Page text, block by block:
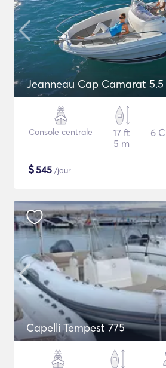
Jeanneau Cap Camarat 5.5
Console centrale
17 ft
5 m
6
$545 /jour
Capelli Tempest 775